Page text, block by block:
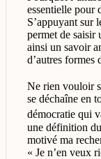
essentielle pour
S’appuyant sur
permet de saisir
ainsi un savoir
d’autres formes
Ne rien vouloir
se déchaîne en
démocratie qui
une définition
motivé ma
« Je n’en veux